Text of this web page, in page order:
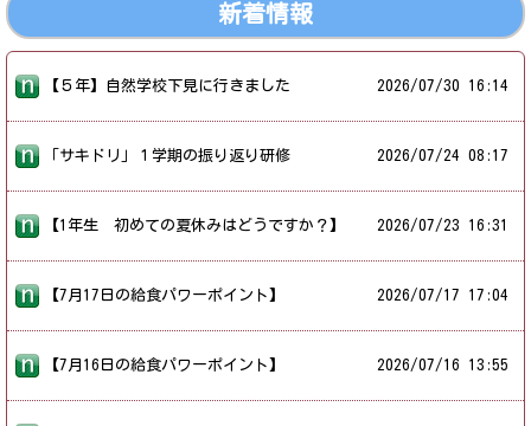
新着情報
【５年】自然学校下見に行きました 2026/07/30 16:14
「サキドリ」１学期の振り返り研修 2026/07/24 08:17
【1年生 初めての夏休みはどうですか？】 2026/07/23 16:31
【7月17日の給食パワーポイント】 2026/07/17 17:04
【7月16日の給食パワーポイント】 2026/07/16 13:55